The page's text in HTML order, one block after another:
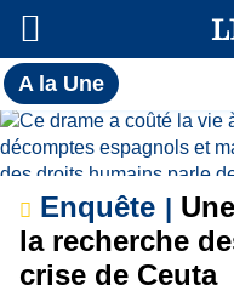
A la UneToutes
du Soir
A
la
Une
Enquête
la recherche
crise de Ceuta